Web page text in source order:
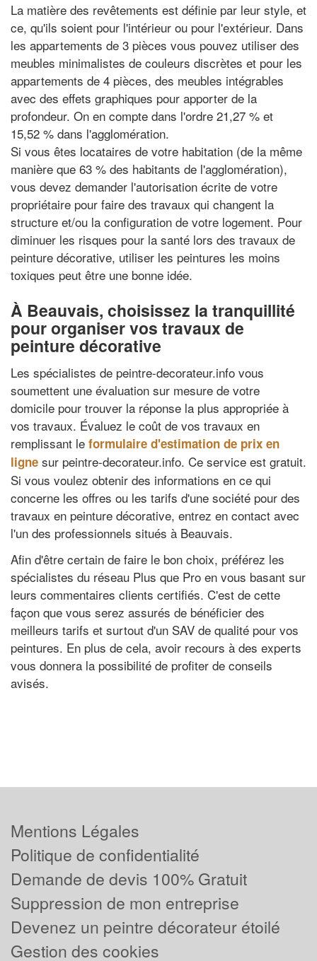
La matière des revêtements est définie par leur style, et
ce, qu'ils soient pour l'intérieur ou pour l'extérieur. Dans
les appartements de 3 pièces vous pouvez utiliser des
meubles minimalistes de couleurs discrètes et pour les
appartements de 4 pièces, des meubles intégrables
avec des effets graphiques pour apporter de la
profondeur. On en compte dans l'ordre 21,27 % et
15,52 % dans l'agglomération.
Si vous êtes locataires de votre habitation (de la même
manière que 63 % des habitants de l'agglomération),
vous devez demander l'autorisation écrite de votre
propriétaire pour faire des travaux qui changent la
structure et/ou la configuration de votre logement. Pour
diminuer les risques pour la santé lors des travaux de
peinture décorative, utiliser les peintures les moins
toxiques peut être une bonne idée.
À Beauvais, choisissez la tranquillité
pour organiser vos travaux de
peinture décorative
Les spécialistes de peintre-decorateur.info vous
soumettent une évaluation sur mesure de votre
domicile pour trouver la réponse la plus appropriée à
vos travaux. Évaluez le coût de vos travaux en
remplissant le formulaire d'estimation de prix en
ligne sur peintre-decorateur.info. Ce service est gratuit.
Si vous voulez obtenir des informations en ce qui
concerne les offres ou les tarifs d'une société pour des
travaux en peinture décorative, entrez en contact avec
l'un des professionnels situés à Beauvais.
Afin d'être certain de faire le bon choix, préférez les
spécialistes du réseau Plus que Pro en vous basant sur
leurs commentaires clients certifiés. C'est de cette
façon que vous serez assurés de bénéficier des
meilleurs tarifs et surtout d'un SAV de qualité pour vos
peintures. En plus de cela, avoir recours à des experts
vous donnera la possibilité de profiter de conseils
avisés.
Mentions Légales
Politique de confidentialité
Demande de devis 100% Gratuit
Suppression de mon entreprise
Devenez un peintre décorateur étoilé
Gestion des cookies